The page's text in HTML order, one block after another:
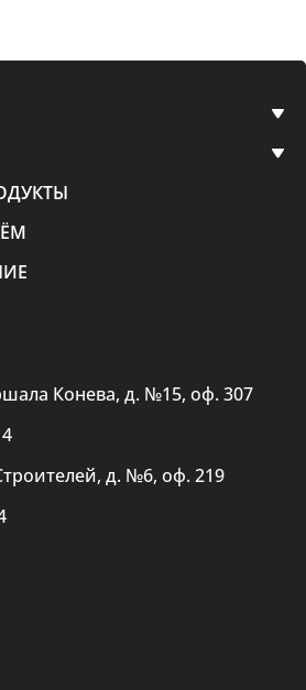
Конева, д. №15, оф. 307
д. №6, оф. 219